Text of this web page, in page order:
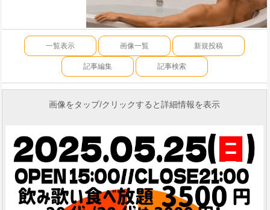
一覧表示 画像一覧 新規投稿
記事編集 記事検索
画像をタップ/クリックすると詳細情報を表示